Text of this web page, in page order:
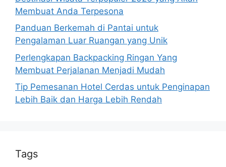
Membuat Anda Terpesona
Panduan Berkemah di Pantai untuk
Pengalaman Luar Ruangan yang Unik
Perlengkapan Backpacking Ringan Yang
Membuat Perjalanan Menjadi Mudah
Tip Pemesanan Hotel Cerdas untuk Penginapan
Lebih Baik dan Harga Lebih Rendah
Tags